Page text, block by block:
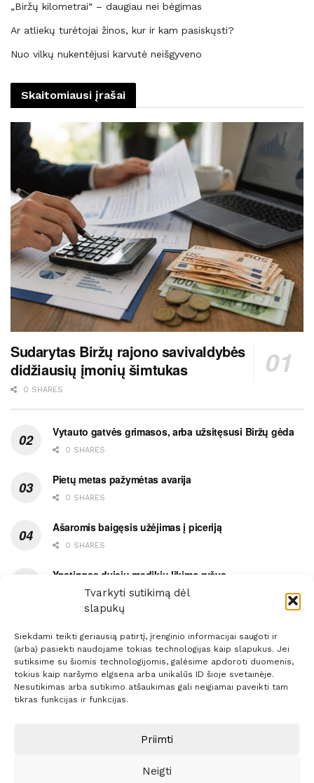
Tvarkyti sutikimą dėl
slapukų
Siekdami teikti geriausią patirtį, įrenginio informacijai saugoti ir
(arba) pasiekti naudojame tokias technologijas kaip slapukus. Jei
sutiksime su šiomis technologijomis, galėsime apdoroti duomenis,
tokius kaip naršymo elgsena arba unikalūs ID šioje svetainėje.
Nesutikimas arba sutikimo atšaukimas gali neigiamai paveikti tam
tikras funkcijas ir funkcijas.
Priimti
Neigti
„Biržų kilometrai“ – daugiau nei bėgimas
Ar atliekų turėtojai žinos, kur ir kam pasiskųsti?
Nuo vilkų nukentėjusi karvutė neišgyveno
Skaitomiausi įrašai
Sudarytas Biržų rajono savivaldybės
didžiausių įmonių šimtukas
0 SHARES
Vytauto gatvės grimasos, arba užsitęsusi Biržų gėda
0 SHARES
Pietų metas pažymėtas avarija
0 SHARES
Ašaromis baigęsis užėjimas į piceriją
0 SHARES
Ypatingas dviejų medikių likimo ryšys
0 SHARES
Prenumerata Reklama Taisyklės Kontaktai
© 2021 Visos teisės saugomos